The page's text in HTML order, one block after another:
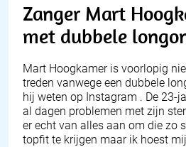
Zanger Mart
met dubbele
Mart Hoogkamer is voorlopig
treden vanwege een dubbele
hij weten op Instagram . De 23-
al dagen problemen met zijn
er echt van alles aan om die zo
topfit te krijgen maar ik hoest